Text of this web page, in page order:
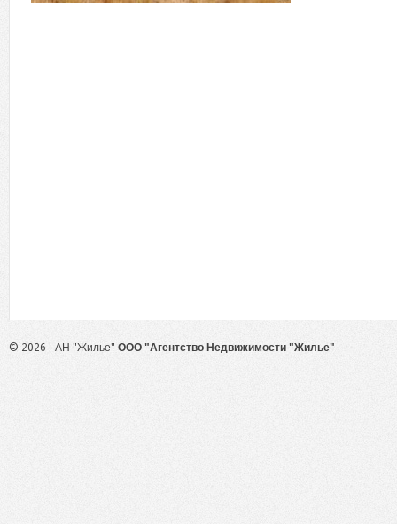
© 2026 - АН "Жилье" ООО "Агентство Недвижимости "Жилье"